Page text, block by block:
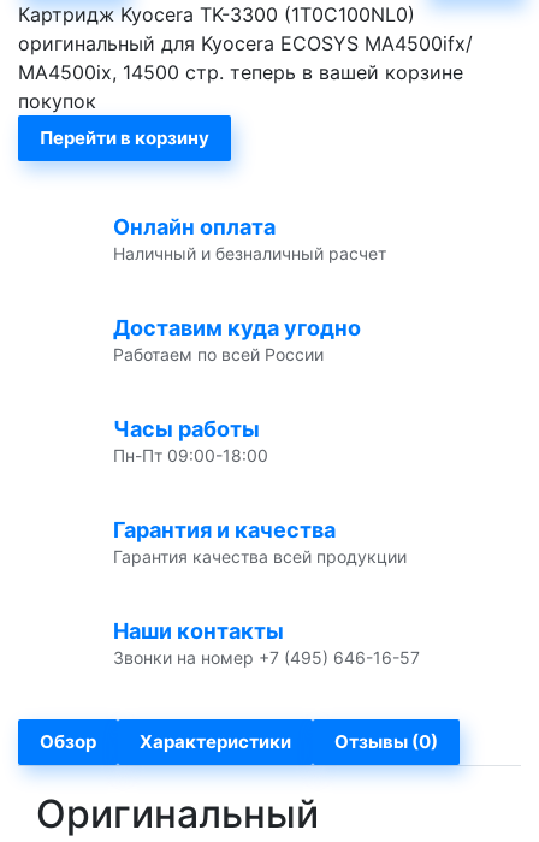
Картридж Kyocera TK-3300 (1T0C100NL0)
оригинальный для Kyocera ECOSYS MA4500ifx/
MA4500ix, 14500 стр. теперь в вашей корзине
покупок
Перейти в корзину
Онлайн оплата
Наличный и безналичный расчет
Доставим куда угодно
Работаем по всей России
Часы работы
Пн-Пт 09:00-18:00
Гарантия и качества
Гарантия качества всей продукции
Наши контакты
Звонки на номер +7 (495) 646-16-57
Обзор Характеристики Отзывы (0)
Оригинальный